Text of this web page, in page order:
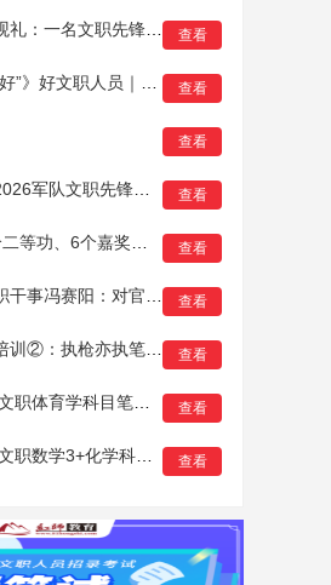
查看
查看
查看
查看
查看
查看
查看
查看
查看